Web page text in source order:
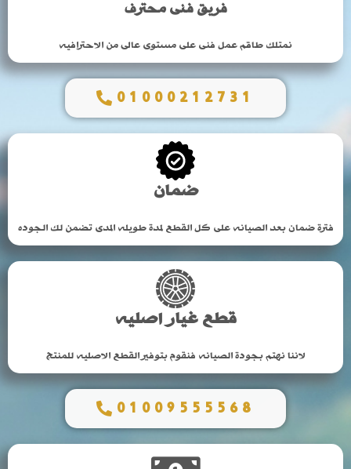
فريق فنى محترف
نمتلك طاقم عمل فنى على مستوى عالى من الاحترافيه
01000212731
ضمان
فترة ضمان بعد الصيانه على كل القطع لمدة طويله المدى تضمن لك الجوده
قطع غيار اصليه
لاننا نهتم بجودة الصيانه فنقوم بتوفير القطع الاصليه للمنتج
01009555568